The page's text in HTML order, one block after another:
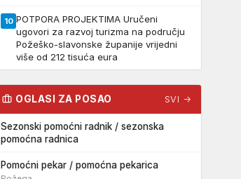
10 POTPORA PROJEKTIMA Uručeni
ugovori za razvoj turizma na području
Požeško-slavonske županije vrijedni
više od 212 tisuća eura
OGLASI ZA POSAO SVI →
Sezonski pomoćni radnik / sezonska
pomoćna radnica
Pomoćni pekar / pomoćna pekarica